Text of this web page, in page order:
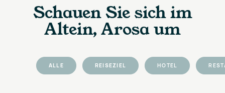
Schauen Sie sich im
Altein, Arosa um
ALLE REISEZIEL HOTEL